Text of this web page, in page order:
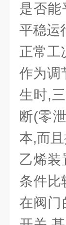
是否能
平稳运
正常工
作为调
生时,
断(零
本,而且
乙烯装
条件比
在阀门